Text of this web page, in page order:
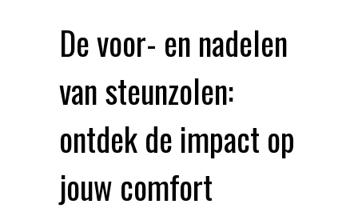
De voor- en nadelen
van steunzolen:
ontdek de impact op
jouw comfort